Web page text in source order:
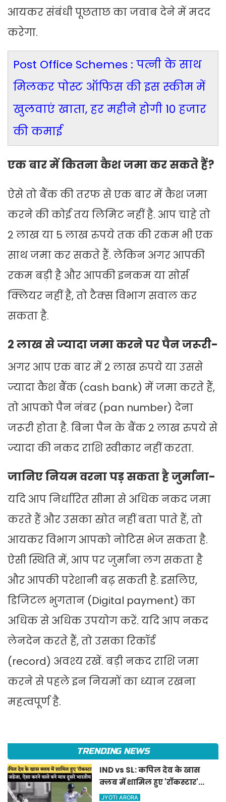
आयकर संबंधी पूछताछ का जवाब देने में मदद
करेगा.
Post Office Schemes : पत्नी के साथ
मिलकर पोस्ट ऑफिस की इस स्कीम में
खुलवाएं खाता, हर महीने होगी 10 हजार
की कमाई
एक बार में कितना कैश जमा कर सकते हैं?
ऐसे तो बैंक की तरफ से एक बार में कैश जमा
करने की कोई तय लिमिट नहीं है. आप चाहे तो
2 लाख या 5 लाख रुपये तक की रकम भी एक
साथ जमा कर सकते हैं. लेकिन अगर आपकी
रकम बड़ी है और आपकी इनकम या सोर्स
क्लियर नहीं है, तो टैक्स विभाग सवाल कर
सकता है.
2 लाख से ज्यादा जमा करने पर पैन जरूरी-
अगर आप एक बार में 2 लाख रुपये या उससे
ज्यादा कैश बैंक (cash bank) में जमा करते हैं,
तो आपको पैन नंबर (pan number) देना
जरूरी होता है. बिना पैन के बैंक 2 लाख रुपये से
ज्यादा की नकद राशि स्वीकार नहीं करता.
जानिए नियम वरना पड़ सकता है जुर्माना-
यदि आप निर्धारित सीमा से अधिक नकद जमा
करते हैं और उसका स्रोत नहीं बता पाते हैं, तो
आयकर विभाग आपको नोटिस भेज सकता है.
ऐसी स्थिति में, आप पर जुर्माना लग सकता है
और आपकी परेशानी बढ़ सकती है. इसलिए,
डिजिटल भुगतान (Digital payment) का
अधिक से अधिक उपयोग करें. यदि आप नकद
लेनदेन करते हैं, तो उसका रिकॉर्ड
(record) अवश्य रखें. बड़ी नकद राशि जमा
करने से पहले इन नियमों का ध्यान रखना
महत्वपूर्ण है.
TRENDING NEWS
IND vs SL: कपिल देव के खास
क्लब में शामिल हुए 'रॉकस्टार'
जडेजा, ऐसा करने वाले बने मात्र
JYOTI ARORA